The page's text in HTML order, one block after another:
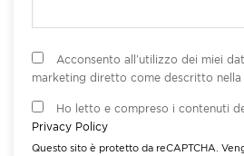
Acconsento all’utilizzo dei miei
marketing diretto come descritto nella
Ho letto e compreso i contenuti
Privacy Policy
Questo sito è protetto da reCAPTCHA.